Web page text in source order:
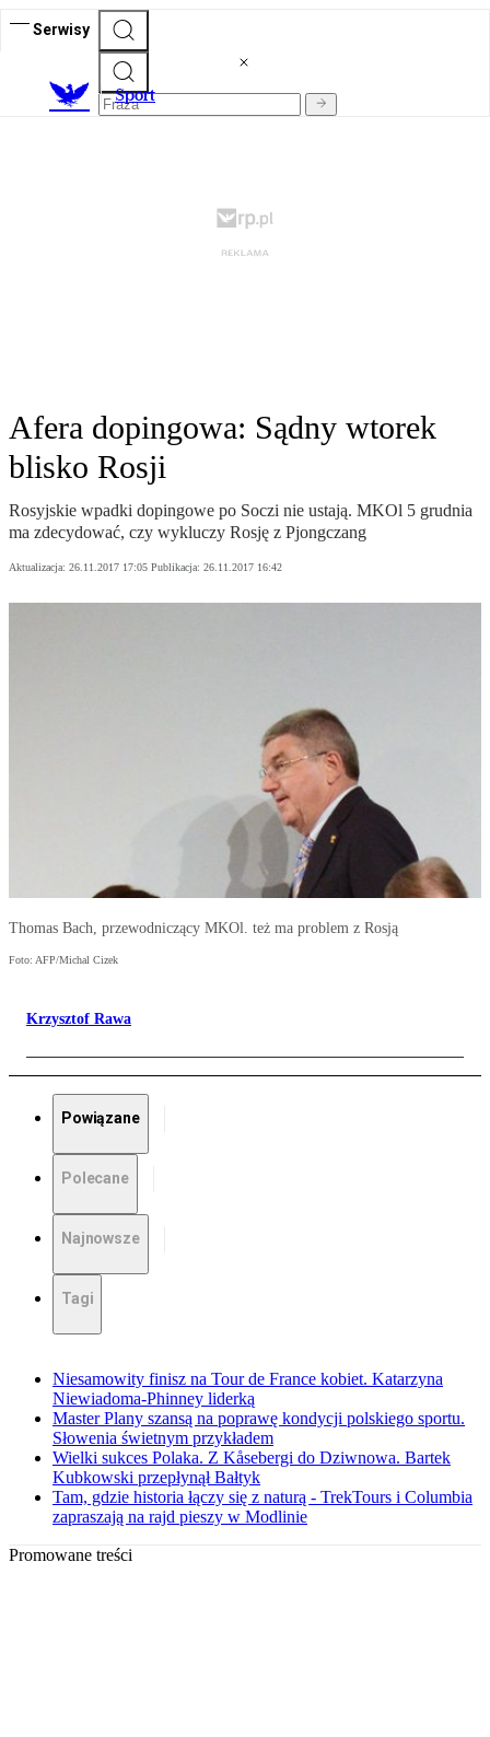
Serwisy
Sport
Afera dopingowa: Sądny wtorek
blisko Rosji
Rosyjskie wpadki dopingowe po Soczi nie ustają. MKOl 5 grudnia
ma zdecydować, czy wykluczy Rosję z Pjongczang
Aktualizacja: 26.11.2017 17:05 Publikacja: 26.11.2017 16:42
Thomas Bach, przewodniczący MKOl. też ma problem z Rosją
Foto: AFP/Michal Cizek
Krzysztof Rawa
Powiązane
Polecane
Najnowsze
Tagi
Niesamowity finisz na Tour de France kobiet. Katarzyna
Niewiadoma-Phinney liderką
Master Plany szansą na poprawę kondycji polskiego sportu.
Słowenia świetnym przykładem
Wielki sukces Polaka. Z Kåsebergi do Dziwnowa. Bartek
Kubkowski przepłynął Bałtyk
Tam, gdzie historia łączy się z naturą - TrekTours i Columbia
zapraszają na rajd pieszy w Modlinie
Promowane treści